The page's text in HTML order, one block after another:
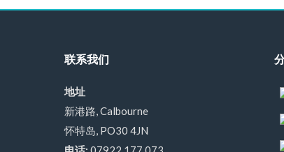
联系我们
地址
新港路, Calbourne
怀特岛, PO30 4JN